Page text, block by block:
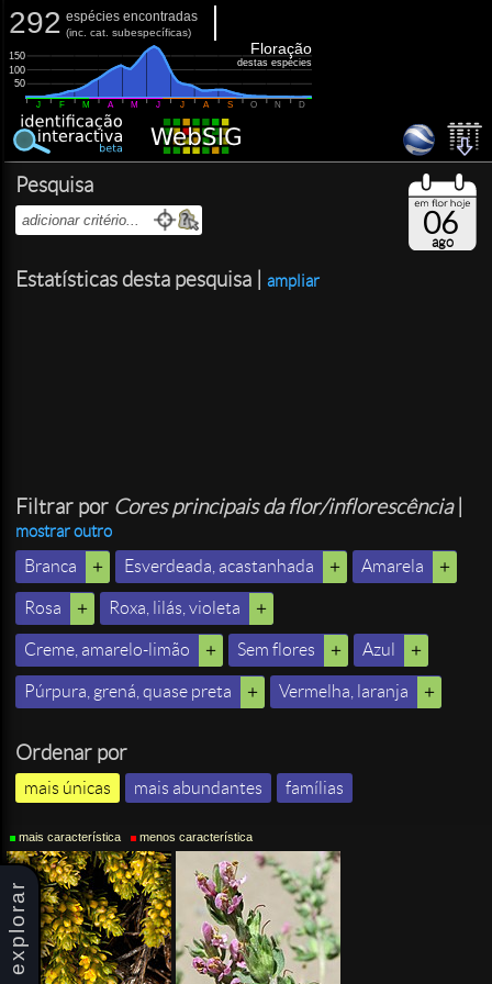
explorar
292 espécies encontradas
(inc. cat. subespecíficas)
50
100
150
J F M A M J J A S O N D
Floração
destas espécies
Pesquisa
Estatísticas desta pesquisa | ampliar
Filtrar por Cores principais da flor/inflorescência|
mostrar outro
Branca
Esverdeada, acastanhada Amarela
Rosa Roxa, lilás, violeta
Creme, amarelo-limão Sem flores Azul
Púrpura, grená, quase preta Vermelha, laranja
06
ago
Ordenar por
mais únicas mais abundantes famílias
mais característica menos característica